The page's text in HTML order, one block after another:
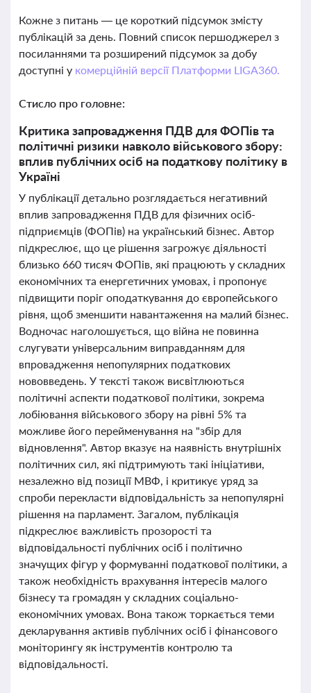
Кожне з питань — це короткий підсумок змісту
публікацій за день. Повний список першоджерел з
посиланнями та розширений підсумок за добу
доступні у комерційній версії Платформи LIGA360.
Стисло про головне:
Критика запровадження ПДВ для ФОПів та
політичні ризики навколо військового збору:
вплив публічних осіб на податкову політику в
Україні
У публікації детально розглядається негативний
вплив запровадження ПДВ для фізичних осіб-
підприємців (ФОПів) на український бізнес. Автор
підкреслює, що це рішення загрожує діяльності
близько 660 тисяч ФОПів, які працюють у складних
економічних та енергетичних умовах, і пропонує
підвищити поріг оподаткування до європейського
рівня, щоб зменшити навантаження на малий бізнес.
Водночас наголошується, що війна не повинна
слугувати універсальним виправданням для
впровадження непопулярних податкових
нововведень. У тексті також висвітлюються
політичні аспекти податкової політики, зокрема
лобіювання військового збору на рівні 5% та
можливе його перейменування на "збір для
відновлення". Автор вказує на наявність внутрішніх
політичних сил, які підтримують такі ініціативи,
незалежно від позиції МВФ, і критикує уряд за
спроби перекласти відповідальність за непопулярні
рішення на парламент. Загалом, публікація
підкреслює важливість прозорості та
відповідальності публічних осіб і політично
значущих фігур у формуванні податкової політики, а
також необхідність врахування інтересів малого
бізнесу та громадян у складних соціально-
економічних умовах. Вона також торкається теми
декларування активів публічних осіб і фінансового
моніторингу як інструментів контролю та
відповідальності.